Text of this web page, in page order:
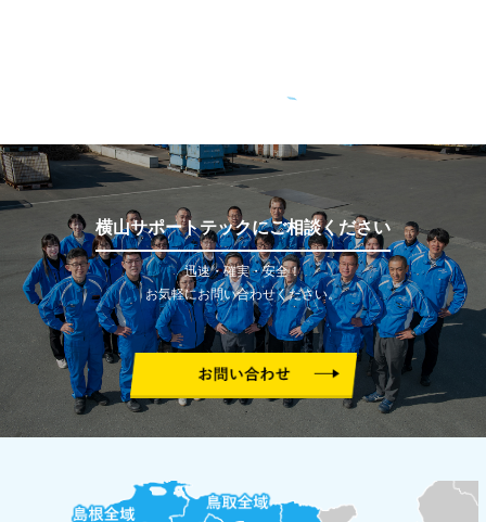
横山サポートテックにご相談ください
迅速・確実・安全！
お気軽にお問い合わせください。